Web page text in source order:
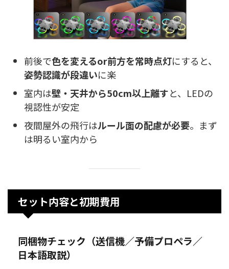
前後で色を変えるor前方を常時点灯にすると、
姿勢認識が段違いに楽
室内は壁・天井から50cm以上離すと、LEDの
視認性が安定
夜間屋外の飛行はルール面の配慮が必要。まず
は明るい室内から
セット内容と初期費用
同梱物チェック（送信機／予備プロペラ／
日本語取説）